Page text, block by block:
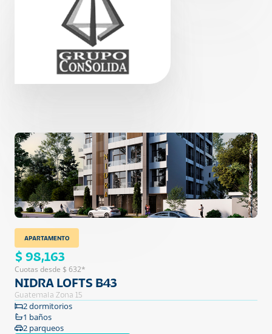
APARTAMENTO
$ 98,163
Cuotas desde $ 632*
NIDRA LOFTS B43
Guatemala Zona 15
2 dormitorios
1 baños
2 parqueos